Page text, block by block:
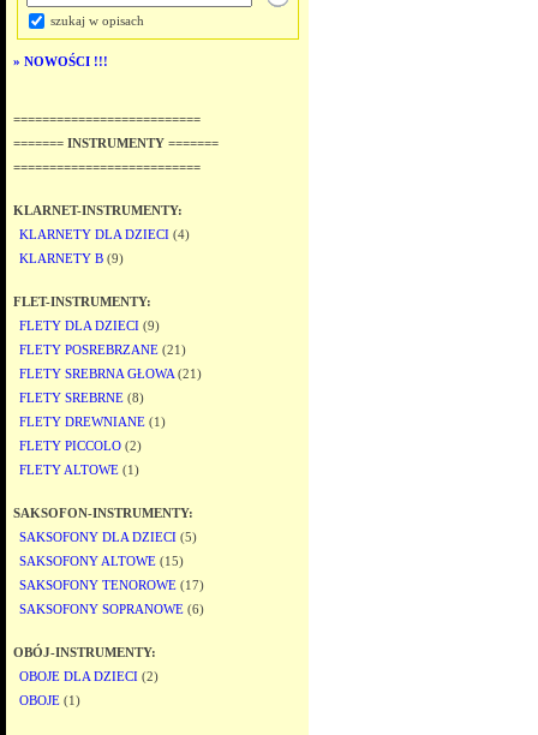
szukaj w opisach
» NOWOŚCI !!!
==========================
======= INSTRUMENTY =======
==========================
KLARNET-INSTRUMENTY:
KLARNETY DLA DZIECI (4)
KLARNETY B (9)
FLET-INSTRUMENTY:
FLETY DLA DZIECI (9)
FLETY POSREBRZANE (21)
FLETY SREBRNA GŁOWA (21)
FLETY SREBRNE (8)
FLETY DREWNIANE (1)
FLETY PICCOLO (2)
FLETY ALTOWE (1)
SAKSOFON-INSTRUMENTY:
SAKSOFONY DLA DZIECI (5)
SAKSOFONY ALTOWE (15)
SAKSOFONY TENOROWE (17)
SAKSOFONY SOPRANOWE (6)
OBÓJ-INSTRUMENTY:
OBOJE DLA DZIECI (2)
OBOJE (1)